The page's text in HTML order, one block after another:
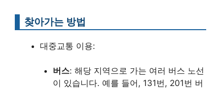
찾아가는 방법
대중교통 이용:
버스: 해당 지역으로 가는 여러 버스 노선
이 있습니다. 예를 들어, 131번, 201번 버